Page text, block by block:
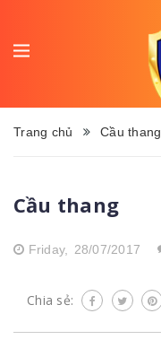
Trang chủ Cầu thang
Cầu thang
Friday, 28/07/2017
Chia sẻ: